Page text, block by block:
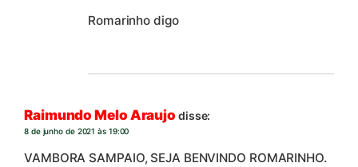
Romarinho digo
Raimundo Melo Araujo disse:
8 de junho de 2021 às 19:00
VAMBORA SAMPAIO, SEJA BENVINDO ROMARINHO.